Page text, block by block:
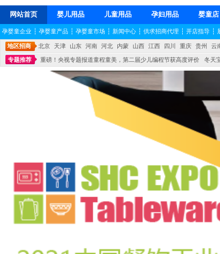
网站首页 婴儿用品 儿童用品 孕妇用品 婴童店
孕婴童企业 ┆ 孕婴童产品 ┆ 孕婴童市场 ┆ 新闻中心 ┆ 供求招商代理 ┆ 开店指导 ┆
地区招商 北京 天津 山东 河南 河北 内蒙 山西 江西 四川 重庆 贵州
云
专题推荐
重磅！央视专题报道童程童美，第二届少儿编程节获高度评价
冬天
不能再单纯地销售产品,而要向增强服务转型,毕竟母婴产品比较特殊。”
妇幼广场